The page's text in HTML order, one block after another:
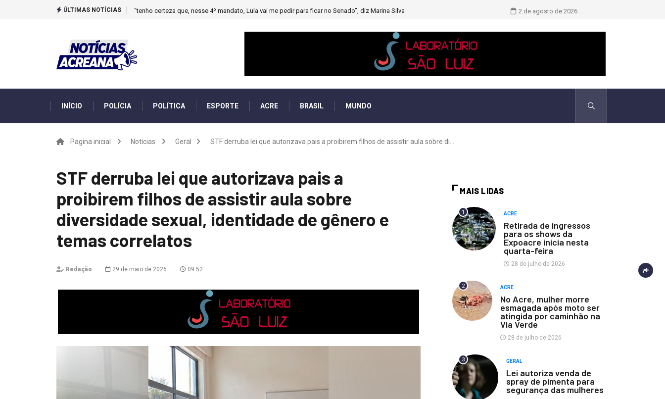
ÚLTIMAS NOTÍCIAS “tenho certeza que, nesse 4º mandato, Lula vai me pedir para ficar no Senado”, diz Marina Silva Novo boletim indica El Niño ‘muito
2 de agosto de 2026
INÍCIO POLÍCIA POLÍTICA ESPORTE ACRE BRASIL MUNDO
Pagina inicial Notícias Geral STF derruba lei que autorizava pais a proibirem filhos de assistir aula sobre di...
STF derruba lei que autorizava pais a
proibirem filhos de assistir aula sobre
diversidade sexual, identidade de gênero e
temas correlatos
Redação 29 de maio de 2026 09:52
MAIS LIDAS
1 ACRE
Retirada de ingressos
para os shows da
Expoacre inicia nesta
quarta-feira
28 de julho de 2026
2 ACRE
No Acre, mulher morre
esmagada após moto ser
atingida por caminhão na
Via Verde
28 de julho de 2026
3 GERAL
Lei autoriza venda de
spray de pimenta para
segurança das mulheres